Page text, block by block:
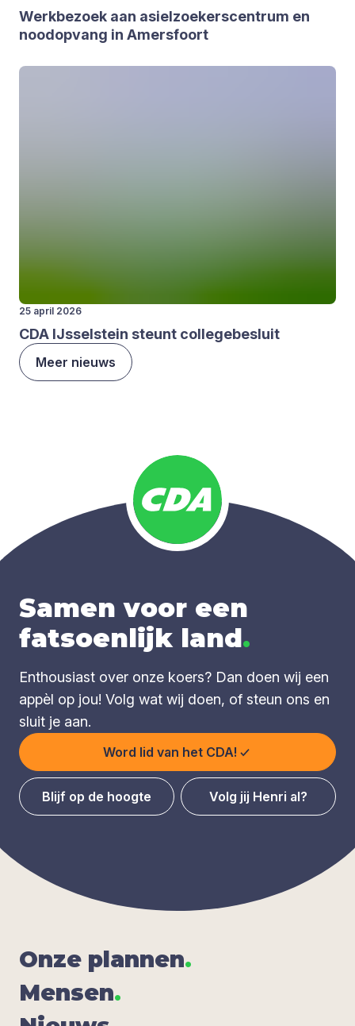
Werk­be­zoek aan asiel­zoe­kers­cen­trum en
nood­op­vang in Amers­foort
25 april 2026
CDA IJs­sel­stein steunt col­le­ge­be­sluit
Meer nieuws
Samen voor een
fatsoenlijk land.
Enthousiast over onze koers? Dan doen wij een
appèl op jou! Volg wat wij doen, of steun ons en
sluit je aan.
Word lid van het CDA!
Blijf op de hoogte Volg jij Henri al?
Onze plan­nen.
Men­sen.